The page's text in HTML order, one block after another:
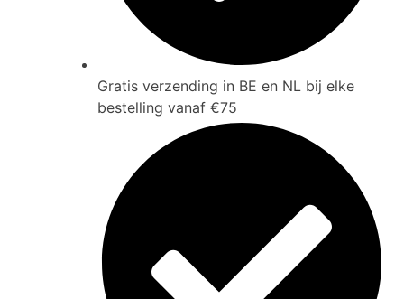
Gratis verzending in BE en NL bij elke
bestelling vanaf €75